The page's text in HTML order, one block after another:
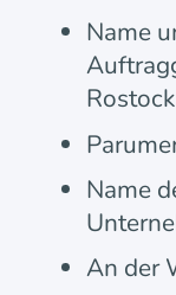
Name
Name
An der